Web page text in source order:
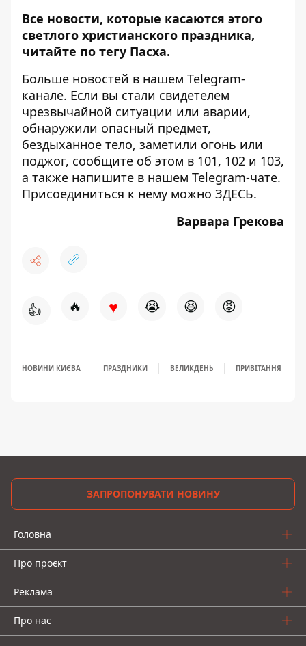
Все новости, которые касаются этого
светлого христианского праздника,
читайте по тегу Пасха.
Больше новостей в нашем Telegram-
канале. Если вы стали свидетелем
чрезвычайной ситуации или аварии,
обнаружили опасный предмет,
бездыханное тело, заметили огонь или
поджог, сообщите об этом в 101, 102 и 103,
а также напишите в нашем Telegram-чате.
Присоединиться к нему можно ЗДЕСЬ.
Варвара Грекова
👍 🔥 ♥ 😭 😆 😡
НОВИНИ КИЄВА ПРАЗДНИКИ ВЕЛИКДЕНЬ ПРИВІТАННЯ
ЗАПРОПОНУВАТИ НОВИНУ
Головна
Про проєкт
Реклама
Про нас